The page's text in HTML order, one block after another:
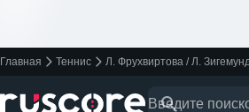
Главная Теннис Л. Фрухвиртова / Л.